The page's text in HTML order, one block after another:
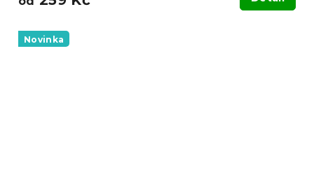
Novinka